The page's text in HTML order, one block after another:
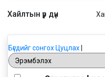
Хайлтын үр дүн
Бүгдийг сонгох Цуцлах